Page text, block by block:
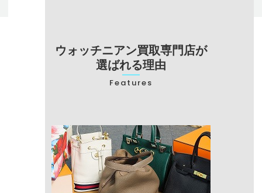
ウォッチニアン買取専門店が
選ばれる理由
Features